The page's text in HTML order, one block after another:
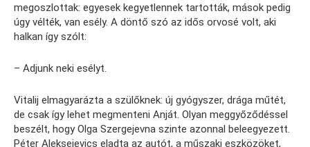
megoszlottak: egyesek kegyetlennek tartották, mások pedig
úgy vélték, van esély. A döntő szó az idős orvosé volt, aki
halkan így szólt:
– Adjunk neki esélyt.
Vitalij elmagyarázta a szülőknek: új gyógyszer, drága műtét,
de csak így lehet megmenteni Anját. Olyan meggyőződéssel
beszélt, hogy Olga Szergejevna szinte azonnal beleegyezett.
Péter Aleksejevics eladta az autót, a műszaki eszközöket,